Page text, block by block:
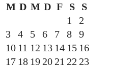
M D M D F S
S
1
2
3
4 5 6 7 8
9
10 11 12 13 14 15 16
17 18 192021 22 23